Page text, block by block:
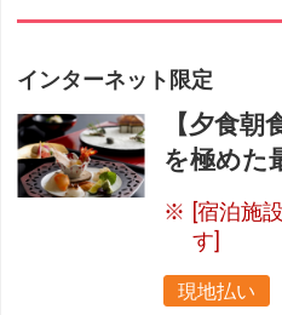
インターネット限定
【夕食
を極めた
[宿泊施
す]
現地払い